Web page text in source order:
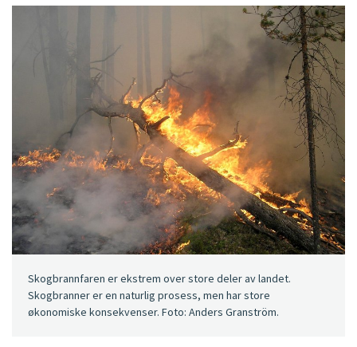
Skogbrannfaren er ekstrem over store deler av landet.
Skogbranner er en naturlig prosess, men har store
økonomiske konsekvenser. Foto: Anders Granström.